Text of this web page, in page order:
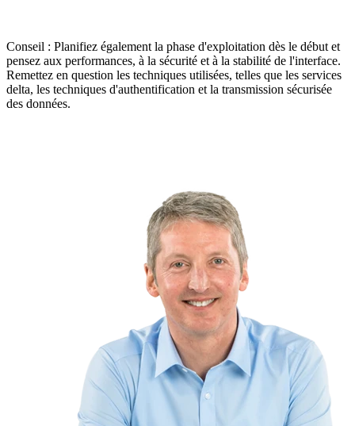
Conseil : Planifiez également la phase d'exploitation dès le début et
pensez aux performances, à la sécurité et à la stabilité de l'interface.
Remettez en question les techniques utilisées, telles que les services
delta, les techniques d'authentification et la transmission sécurisée
des données.